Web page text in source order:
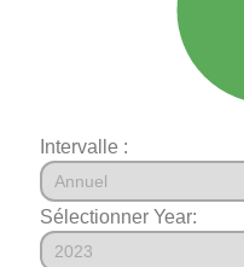
Intervalle :
Sélectionner Year: